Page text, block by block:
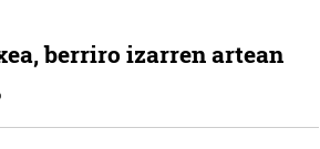
berriro izarren artean